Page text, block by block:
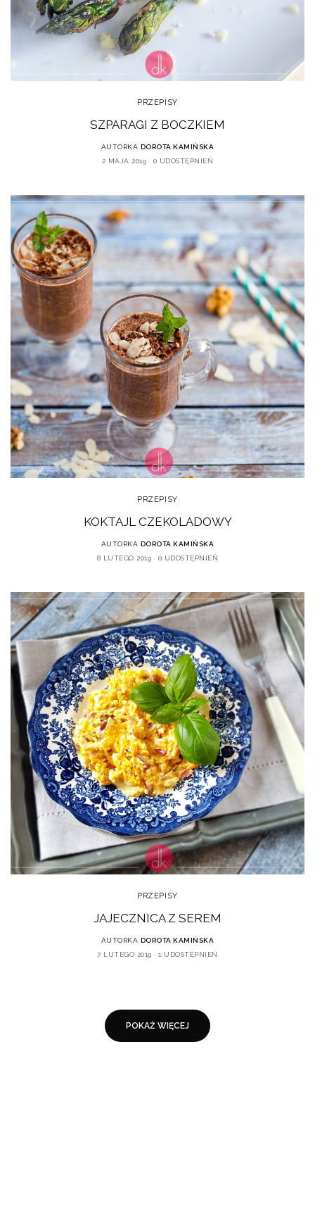
PRZEPISY
SZPARAGI Z BOCZKIEM
AUTORKA DOROTA KAMIŃSKA
2 MAJA 2019
0 UDOSTĘPNIEŃ
PRZEPISY
KOKTAJL CZEKOLADOWY
AUTORKA DOROTA KAMIŃSKA
8 LUTEGO 2019
0 UDOSTĘPNIEŃ
PRZEPISY
JAJECZNICA Z SEREM
AUTORKA DOROTA KAMIŃSKA
7 LUTEGO 2019
1 UDOSTĘPNIEŃ
POKAŻ WIĘCEJ